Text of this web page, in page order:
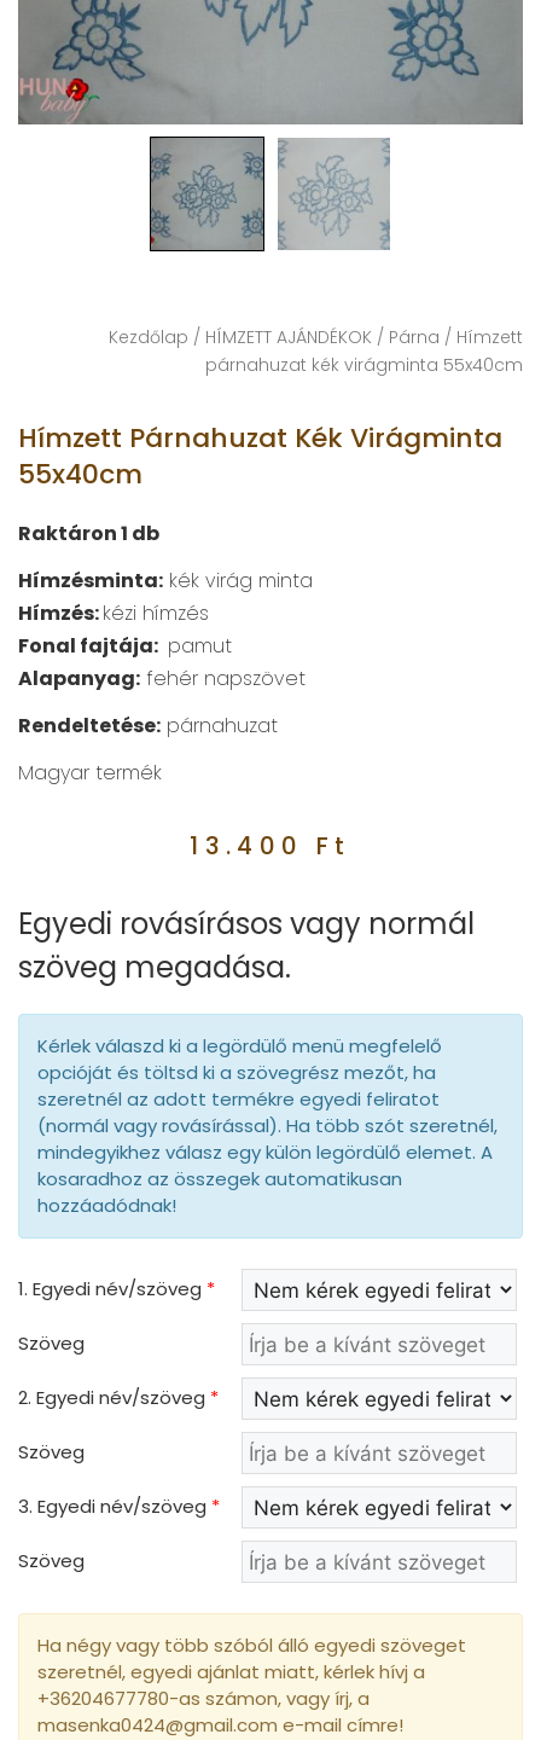
Kezdőlap / HÍMZETT AJÁNDÉKOK / Párna / Hímzett
párnahuzat kék virágminta 55x40cm
Hímzett Párnahuzat Kék Virágminta
55x40cm
Raktáron 1 db
Hímzésminta: kék virág minta
Hímzés:kézi hímzés
Fonal fajtája: pamut
Alapanyag: fehér napszövet
Rendeltetése: párnahuzat
Magyar termék
13.400 Ft
Egyedi rovásírásos vagy normál
szöveg megadása.
Kérlek válaszd ki a legördülő menü megfelelő
opcióját és töltsd ki a szövegrész mezőt, ha
szeretnél az adott termékre egyedi feliratot
(normál vagy rovásírással). Ha több szót szeretnél,
mindegyikhez válasz egy külön legördülő elemet. A
kosaradhoz az összegek automatikusan
hozzáadódnak!
1. Egyedi név/szöveg *
Szöveg
2. Egyedi név/szöveg *
Szöveg
3. Egyedi név/szöveg *
Szöveg
Ha négy vagy több szóból álló egyedi szöveget
szeretnél, egyedi ajánlat miatt, kérlek hívj a
+36204677780-as számon, vagy írj, a
masenka0424@gmail.com e-mail címre!